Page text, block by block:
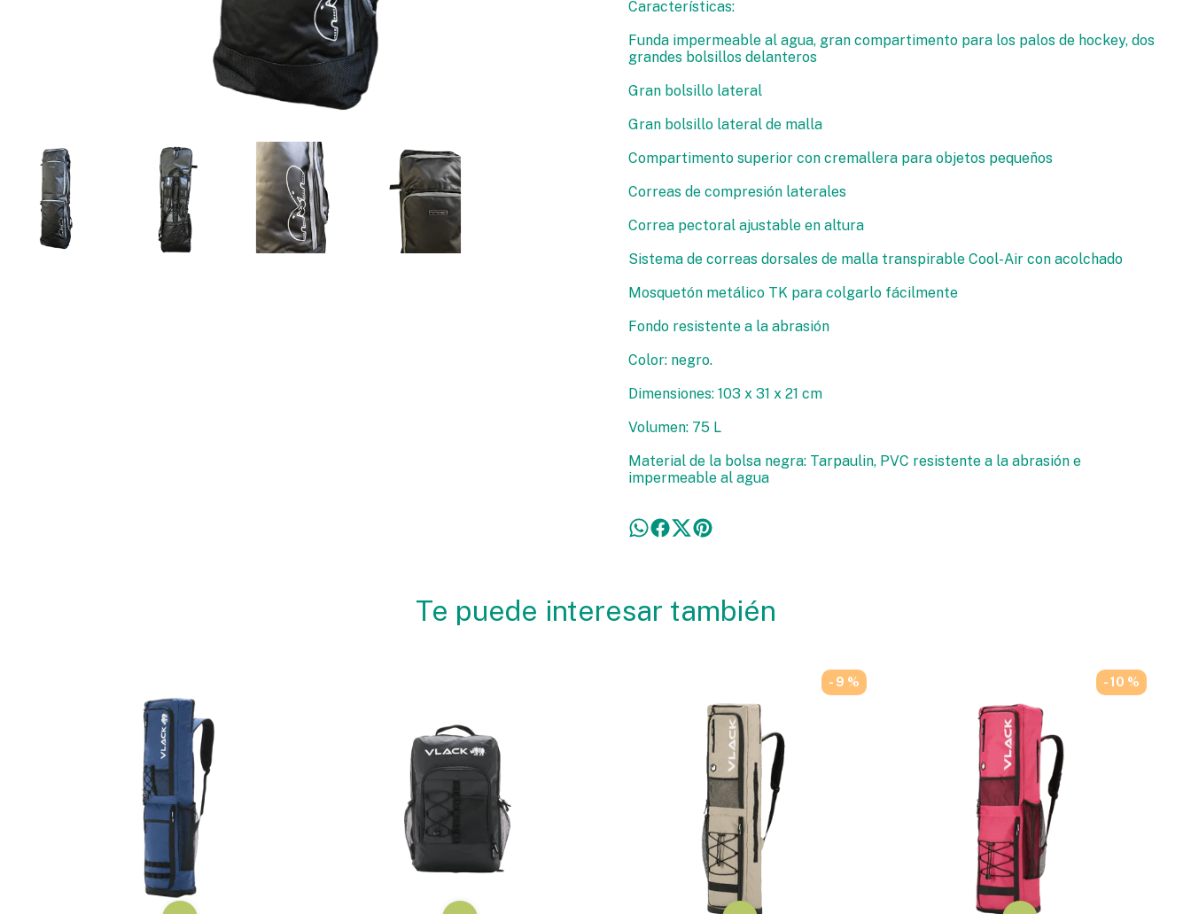
Características:
Funda impermeable al agua, gran compartimento para los palos de hockey, dos
grandes bolsillos delanteros
Gran bolsillo lateral
Gran bolsillo lateral de malla
Compartimento superior con cremallera para objetos pequeños
Correas de compresión laterales
Correa pectoral ajustable en altura
Sistema de correas dorsales de malla transpirable Cool-Air con acolchado
Mosquetón metálico TK para colgarlo fácilmente
Fondo resistente a la abrasión
Color: negro.
Dimensiones: 103 x 31 x 21 cm
Volumen: 75 L
Material de la bolsa negra: Tarpaulin, PVC resistente a la abrasión e
impermeable al agua
Te puede interesar también
- 9 % - 10 %